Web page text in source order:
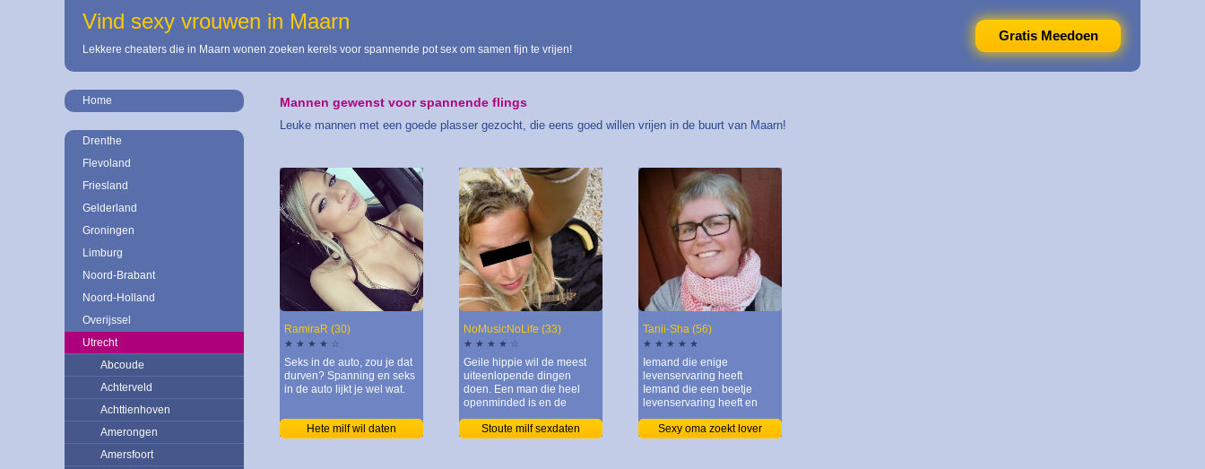
Gratis Meedoen
Vind sexy vrouwen in Maarn
Lekkere cheaters die in Maarn wonen zoeken kerels voor spannende pot sex om samen fijn te vrijen!
Home
Drenthe
Flevoland
Friesland
Gelderland
Groningen
Limburg
Noord-Brabant
Noord-Holland
Overijssel
Utrecht
Abcoude
Achterveld
Achttienhoven
Amerongen
Amersfoort
Mannen gewenst voor spannende flings
Leuke mannen met een goede plasser gezocht, die eens goed willen vrijen in de buurt van Maarn!
RamiraR (30)
★ ★ ★ ★ ☆
Seks in de auto, zou je dat
durven? Spanning en seks
in de auto lijkt je wel wat.
Hete milf wil daten
NoMusicNoLife (33)
★ ★ ★ ★ ☆
Geile hippie wil de meest
uiteenlopende dingen
doen. Een man die heel
openminded is en de
meest
Stoute milf sexdaten
Tanii-Sha (56)
★ ★ ★ ★ ★
Iemand die enige
levenservaring heeft
Iemand die een beetje
levenservaring heeft en
geniet
Sexy oma zoekt lover